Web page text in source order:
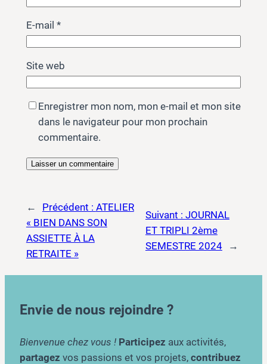
E-mail *
Site web
Enregistrer mon nom, mon e-mail et mon site
dans le navigateur pour mon prochain
commentaire.
← Précédent : ATELIER
« BIEN DANS SON
ASSIETTE À LA
RETRAITE »
Suivant : JOURNAL
ET TRIPLI 2ème
SEMESTRE 2024
→
Envie de nous rejoindre ?
Bienvenue chez vous ! Participez aux activités,
partagez vos passions et vos projets, contribuez